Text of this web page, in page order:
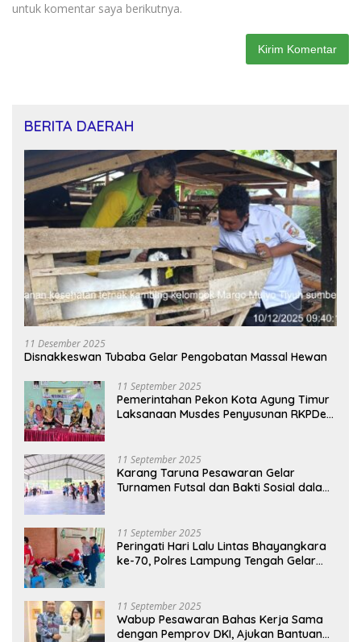
untuk komentar saya berikutnya.
BERITA DAERAH
11 Desember 2025
Disnakkeswan Tubaba Gelar Pengobatan Massal Hewan
11 September 2025
Pemerintahan Pekon Kota Agung Timur
Laksanaan Musdes Penyusunan RKPDes
11 September 2025
Karang Taruna Pesawaran Gelar
Turnamen Futsal dan Bakti Sosial dalam
11 September 2025
Peringati Hari Lalu Lintas Bhayangkara
ke-70, Polres Lampung Tengah Gelar
11 September 2025
Wabup Pesawaran Bahas Kerja Sama
dengan Pemprov DKI, Ajukan Bantuan